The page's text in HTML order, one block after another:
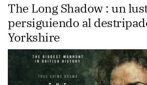
The Long Shadow : un
persiguiendo al
Yorkshire